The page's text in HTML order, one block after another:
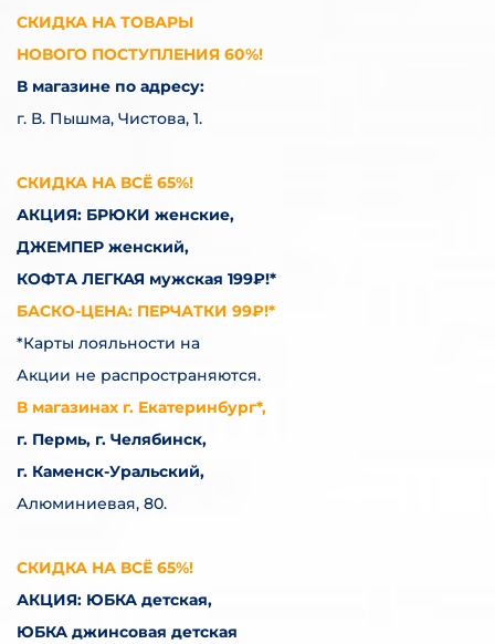
СКИДКА НА ТОВАРЫ
НОВОГО ПОСТУПЛЕНИЯ 60%!
В магазине по адресу:
г. В. Пышма, Чистова, 1.
СКИДКА НА ВСЁ 65%!
АКЦИЯ: БРЮКИ женские,
ДЖЕМПЕР женский,
КОФТА ЛЕГКАЯ мужская 199₽!*
БАСКО-ЦЕНА: ПЕРЧАТКИ 99₽!*
*Карты лояльности на
Акции не распространяются.
В магазинах г. Екатеринбург*,
г. Пермь, г. Челябинск,
г. Каменск-Уральский,
Алюминиевая, 80.
СКИДКА НА ВСЁ 65%!
АКЦИЯ: ЮБКА детская,
ЮБКА джинсовая детская